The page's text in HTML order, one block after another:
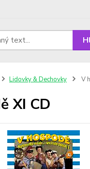
Lidovky & Dechovky V
XI CD